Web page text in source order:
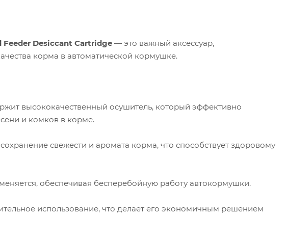
Desiccant Cartridge — это важный аксессуар,
корма в автоматической кормушке.
высококачественный осушитель, который эффективно
и комков в корме.
свежести и аромата корма, что способствует здоровому
обеспечивая бесперебойную работу автокормушки.
использование, что делает его экономичным решением